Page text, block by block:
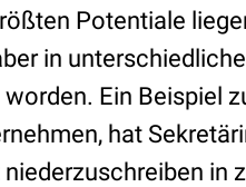
Potentiale
in
Ein Beispiel
hat
in